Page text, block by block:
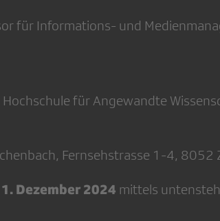
für Informations- und
Hochschule für Angewandte
Fernsehstrasse 1-4, 8052
1. Dezember 2024 mittels